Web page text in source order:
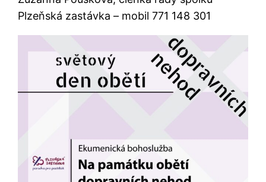
Plzeňská zastávka – mobil 771 148 301